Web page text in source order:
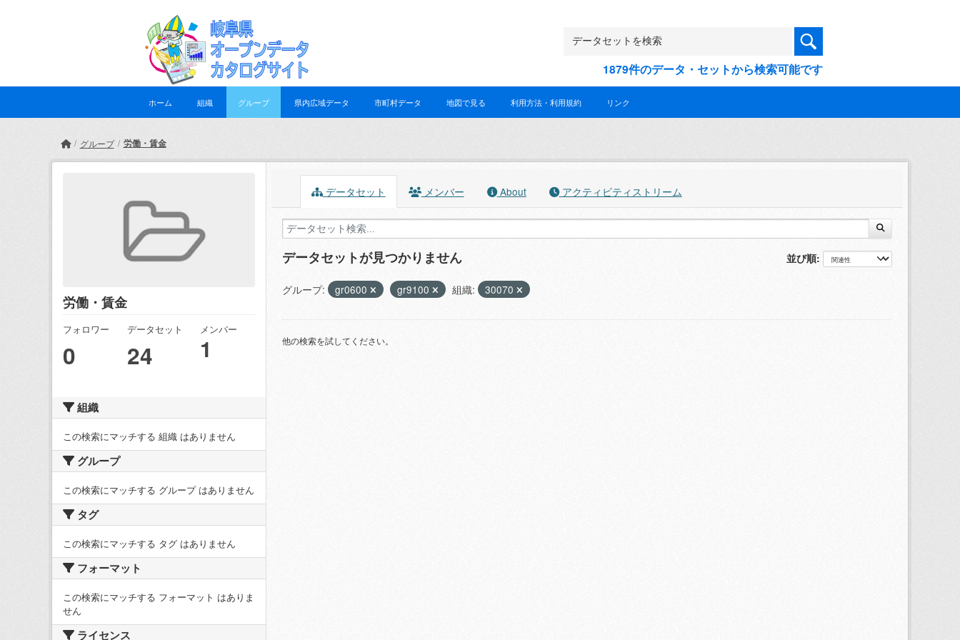
1879件のデータ・セットから検索可能です
ホーム 組織 グループ 県内広域データ 市町村データ 地図で見る 利用方法・利用規約 リンク
グループ 労働・賃金
労働・賃金
フォロワー
0
データセット
24
メンバー
1
組織
この検索にマッチする 組織 はありません
グループ
この検索にマッチする グループ はありません
タグ
この検索にマッチする タグ はありません
フォーマット
この検索にマッチする フォーマット はありま
せん
ライセンス
データセット メンバー About アクティビティストリーム
並び順
データセットが見つかりません
グループ: gr0600 gr9100 組織: 30070
他の検索を試してください。